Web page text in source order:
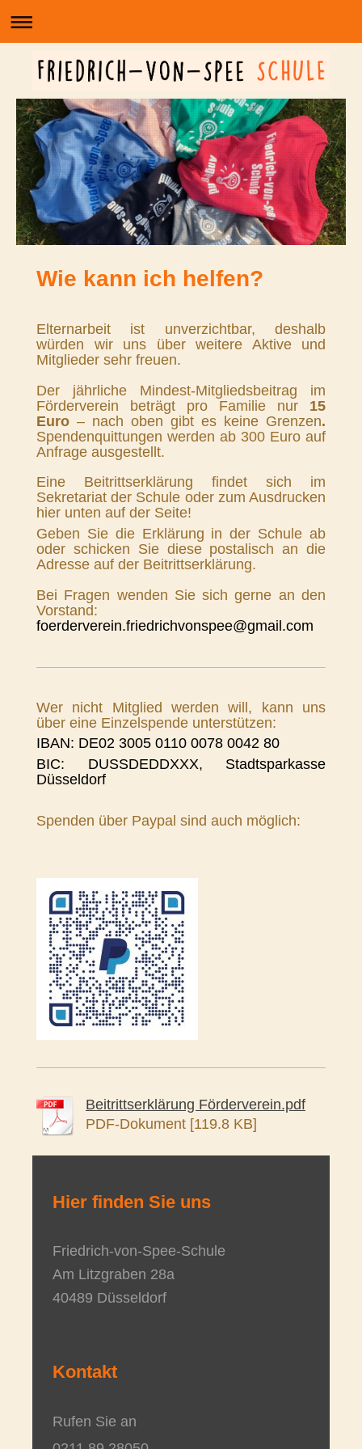
Wie kann ich helfen?
Elternarbeit ist unverzichtbar, deshalb
würden wir uns über weitere Aktive und
Mitglieder sehr freuen.
Der jährliche Mindest-Mitgliedsbeitrag im
Förderverein beträgt pro Familie nur 15
Euro – nach oben gibt es keine Grenzen.
Spendenquittungen werden ab 300 Euro auf
Anfrage ausgestellt.
Eine Beitrittserklärung findet sich im
Sekretariat der Schule oder zum Ausdrucken
hier unten auf der Seite!
Geben Sie die Erklärung in der Schule ab
oder schicken Sie diese postalisch an die
Adresse auf der Beitrittserklärung.
Bei Fragen wenden Sie sich gerne an den
Vorstand:
foerderverein.friedrichvonspee@gmail.com
Wer nicht Mitglied werden will, kann uns
über eine Einzelspende unterstützen:
IBAN: DE02 3005 0110 0078 0042 80
BIC: DUSSDEDDXXX, Stadtsparkasse
Düsseldorf
Spenden über Paypal sind auch möglich:
Beitrittserklärung Förderverein.pdf
PDF-Dokument [119.8 KB]
Hier finden Sie uns
Friedrich-von-Spee-Schule
Am Litzgraben 28a
40489 Düsseldorf
Kontakt
Rufen Sie an